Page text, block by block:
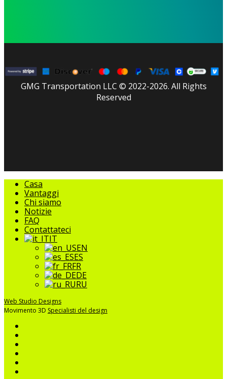
GMG Transportation LLC © 2022-2026. All Rights
Reserved
Chiudere
menu
Casa
Vantaggi
Chi siamo
Notizie
FAQ
Contattateci
IT
EN
ES
FR
DE
RU
Web Studio Designs
Movimento 3D Specialisti del design